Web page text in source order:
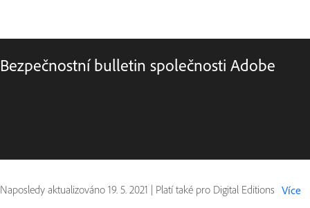
Bezpečnostní bulletin společnosti Adobe
Naposledy aktualizováno 19. 5. 2021 | Platí také pro Digital Editions Více